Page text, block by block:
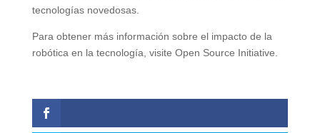
tecnologías novedosas.
Para obtener más información sobre el impacto de la
robótica en la tecnología, visite Open Source Initiative.